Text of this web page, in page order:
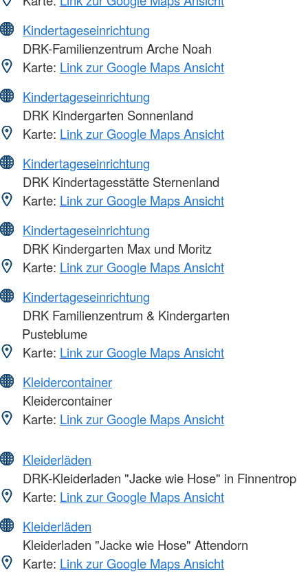
Kindertageseinrichtung
DRK-Familienzentrum Arche Noah
Karte: Link zur Google Maps Ansicht
Kindertageseinrichtung
DRK Kindergarten Sonnenland
Karte: Link zur Google Maps Ansicht
Kindertageseinrichtung
DRK Kindertagesstätte Sternenland
Karte: Link zur Google Maps Ansicht
Kindertageseinrichtung
DRK Kindergarten Max und Moritz
Karte: Link zur Google Maps Ansicht
Kindertageseinrichtung
DRK Familienzentrum & Kindergarten
Pusteblume
Karte: Link zur Google Maps Ansicht
Kleidercontainer
Kleidercontainer
Karte: Link zur Google Maps Ansicht
Kleiderläden
DRK-Kleiderladen "Jacke wie Hose" in Finnentrop
Karte: Link zur Google Maps Ansicht
Kleiderläden
Kleiderladen "Jacke wie Hose" Attendorn
Karte: Link zur Google Maps Ansicht